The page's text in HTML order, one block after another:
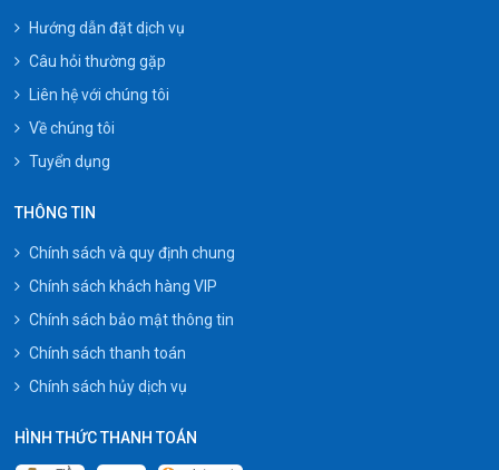
Hướng dẫn đặt dịch vụ
Câu hỏi thường gặp
Liên hệ với chúng tôi
Về chúng tôi
Tuyển dụng
THÔNG TIN
Chính sách và quy định chung
Chính sách khách hàng VIP
Chính sách bảo mật thông tin
Chính sách thanh toán
Chính sách hủy dịch vụ
HÌNH THỨC THANH TOÁN